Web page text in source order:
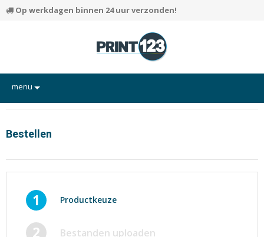
Op werkdagen binnen 24 uur verzonden!
menu
Flyers
Hand-outs/Losbladig
Posters
Rapporten/Verslagen
Certificaten/Diploma's
Visitekaartjes
Bestellen
1 Productkeuze
2 Bestanden uploaden